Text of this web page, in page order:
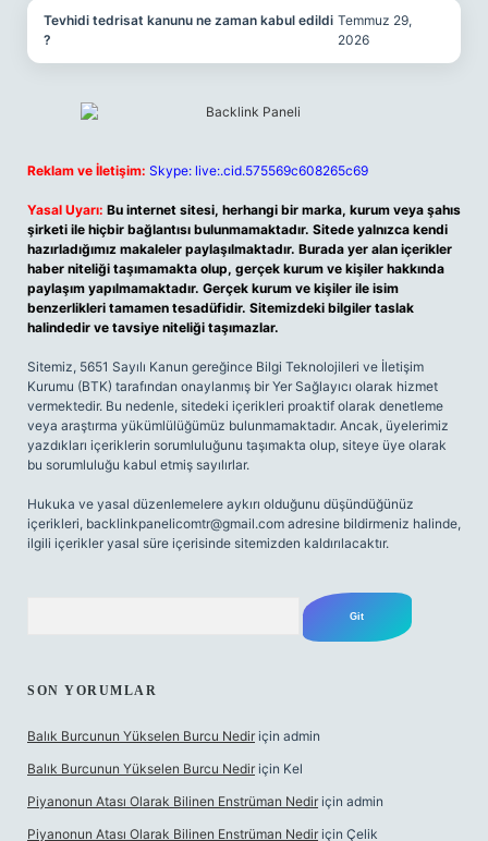
Tevhidi tedrisat kanunu ne zaman kabul edildi
?
Temmuz 29,
2026
Reklam ve İletişim: Skype: live:.cid.575569c608265c69
Yasal Uyarı: Bu internet sitesi, herhangi bir marka, kurum veya şahıs
şirketi ile hiçbir bağlantısı bulunmamaktadır. Sitede yalnızca kendi
hazırladığımız makaleler paylaşılmaktadır. Burada yer alan içerikler
haber niteliği taşımamakta olup, gerçek kurum ve kişiler hakkında
paylaşım yapılmamaktadır. Gerçek kurum ve kişiler ile isim
benzerlikleri tamamen tesadüfidir. Sitemizdeki bilgiler taslak
halindedir ve tavsiye niteliği taşımazlar.
Sitemiz, 5651 Sayılı Kanun gereğince Bilgi Teknolojileri ve İletişim
Kurumu (BTK) tarafından onaylanmış bir Yer Sağlayıcı olarak hizmet
vermektedir. Bu nedenle, sitedeki içerikleri proaktif olarak denetleme
veya araştırma yükümlülüğümüz bulunmamaktadır. Ancak, üyelerimiz
yazdıkları içeriklerin sorumluluğunu taşımakta olup, siteye üye olarak
bu sorumluluğu kabul etmiş sayılırlar.
Hukuka ve yasal düzenlemelere aykırı olduğunu düşündüğünüz
içerikleri, backlinkpanelicomtr@gmail.com adresine bildirmeniz halinde,
ilgili içerikler yasal süre içerisinde sitemizden kaldırılacaktır.
SON YORUMLAR
Balık Burcunun Yükselen Burcu Nedir için admin
Balık Burcunun Yükselen Burcu Nedir için Kel
Piyanonun Atası Olarak Bilinen Enstrüman Nedir için admin
Piyanonun Atası Olarak Bilinen Enstrüman Nedir için Çelik